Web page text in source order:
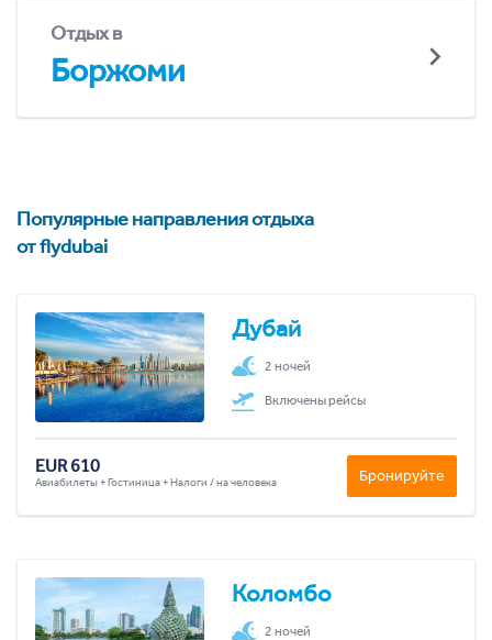
Отдых в
Боржоми
Популярные направления отдыха
от flydubai
Дубай
2 ночей
Включены рейсы
EUR 610
Авиабилеты + Гостиница + Налоги / на человека Бронируйте
Коломбо
2 ночей